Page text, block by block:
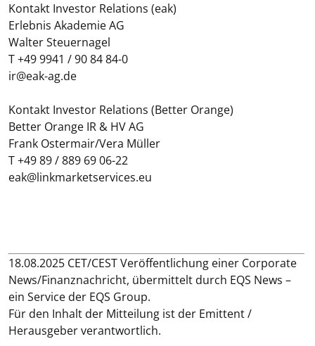
Kontakt Investor Relations (eak)
Erlebnis Akademie AG
Walter Steuernagel
T +49 9941 / 90 84 84-0
ir@eak-ag.de
Kontakt Investor Relations (Better Orange)
Better Orange IR & HV AG
Frank Ostermair/Vera Müller
T +49 89 / 889 69 06-22
eak@linkmarketservices.eu
18.08.2025 CET/CEST Veröffentlichung einer Corporate
News/Finanznachricht, übermittelt durch EQS News –
ein Service der EQS Group.
Für den Inhalt der Mitteilung ist der Emittent /
Herausgeber verantwortlich.